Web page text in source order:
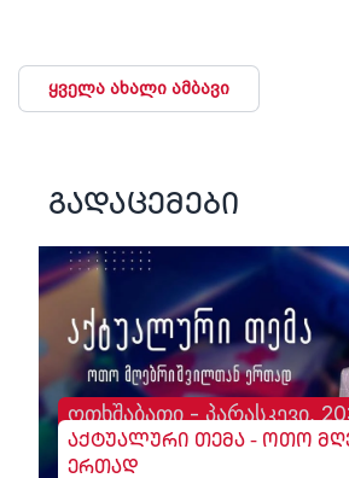
ყველა ახალი ამბავი
გადაცემები
ოთხშაბათი - პარასკევი,
აქტუალური თემა - ოთო
ერთად